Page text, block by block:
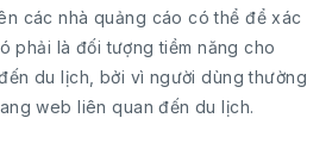
các nhà quảng cáo có thể để xác
phải là đối tượng tiềm năng cho
du lịch, bởi vì người dùng thường
web liên quan đến du lịch.